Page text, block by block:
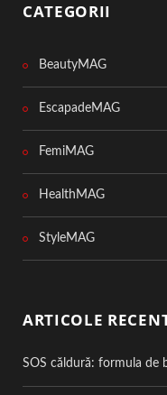
CATEGORII
BeautyMAG
EscapadeMAG
FemiMAG
HealthMAG
StyleMAG
ARTICOLE
SOS căldură: formula de